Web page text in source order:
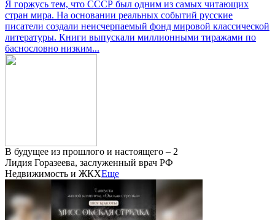
Я горжусь тем, что СССР был одним из самых читающих
стран мира. На основании реальных событий русские
писатели создали неисчерпаемый фонд мировой классической
литературы. Книги выпускали миллионными тиражами по
баснословно низким...
В будущее из прошлого и настоящего – 2
Лидия Горазеева, заслуженный врач РФ
Недвижимость и ЖКХЕще